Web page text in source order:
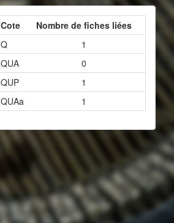
Cote
Nombre de fiches liées
Q
1
QUA
0
QUP
1
QUAa 1